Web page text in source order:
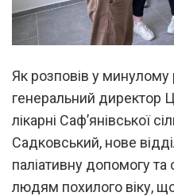
Як розповів у минулому
генеральний директор
лікарні Саф’янівської
Садковський, нове
паліативну допомогу та
людям похилого віку,